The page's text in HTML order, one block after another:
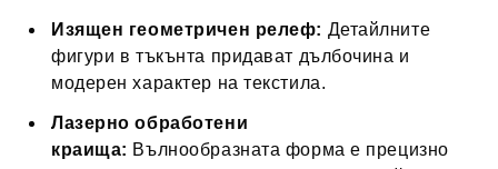
Изящен геометричен релеф: Детайлните
фигури в тъкънта придават дълбочина и
модерен характер на текстила.
Лазерно обработени
краища: Вълнообразната форма е прецизно